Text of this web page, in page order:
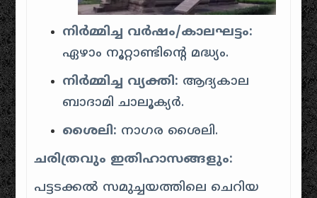
നിർമ്മിച്ച വർഷം/കാലഘട്ടം:
ഏഴാം നൂറ്റാണ്ടിന്റെ മദ്ധ്യം.
നിർമ്മിച്ച വ്യക്തി: ആദ്യകാല
ബാദാമി ചാലൂക്യർ.
ശൈലി: നാഗര ശൈലി.
ചരിത്രവും ഇതിഹാസങ്ങളും:
പട്ടടക്കൽ സമുച്ചയത്തിലെ ചെറിയ